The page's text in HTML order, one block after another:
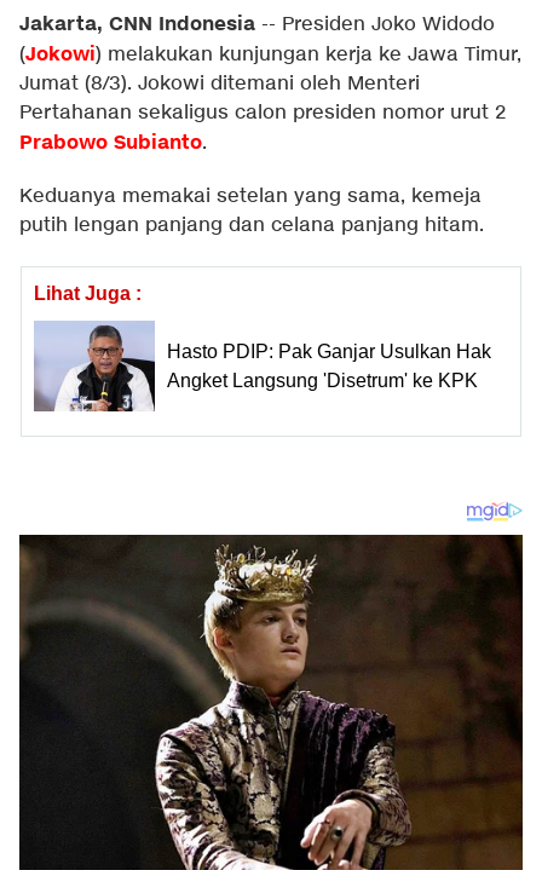
Jakarta, CNN Indonesia -- Presiden Joko Widodo
(Jokowi) melakukan kunjungan kerja ke Jawa Timur,
Jumat (8/3). Jokowi ditemani oleh Menteri
Pertahanan sekaligus calon presiden nomor urut 2
Prabowo Subianto.
Keduanya memakai setelan yang sama, kemeja
putih lengan panjang dan celana panjang hitam.
Lihat Juga :
Hasto PDIP: Pak Ganjar Usulkan Hak
Angket Langsung 'Disetrum' ke KPK